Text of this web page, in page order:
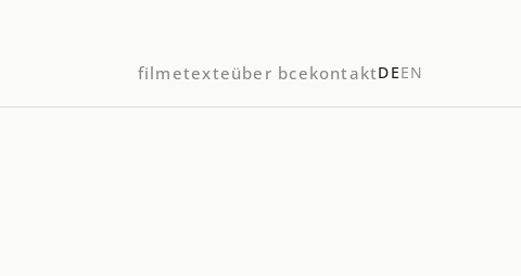
filmetexteüber bcekontaktDEEN